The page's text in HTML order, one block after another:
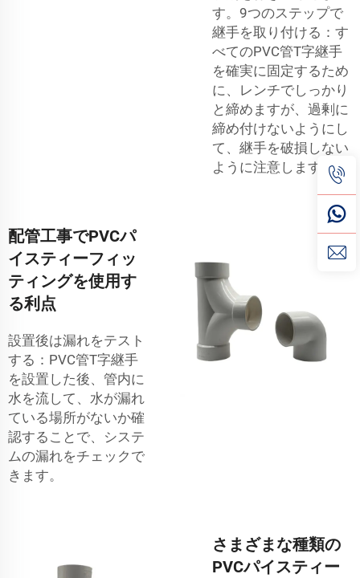
す。9つのステップで
継手を取り付ける：す
べてのPVC管T字継手
を確実に固定するため
に、レンチでしっかり
と締めますが、過剰に
締め付けないようにし
て、継手を破損しない
ように注意します。
配管工事でPVCパ
イスティーフィッ
ティングを使用す
る利点
設置後は漏れをテスト
する：PVC管T字継手
を設置した後、管内に
水を流して、水が漏れ
ている場所がないか確
認することで、システ
ムの漏れをチェックで
きます。
さまざまな種類の
PVCパイスティー